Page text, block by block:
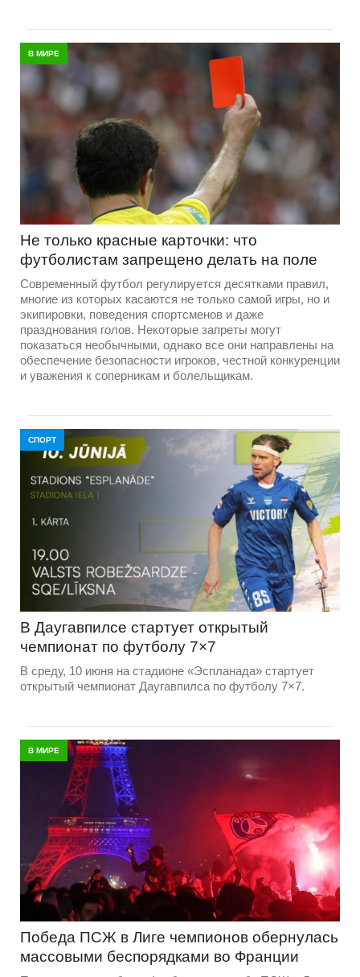
В МИРЕ
Не только красные карточки: что
футболистам запрещено делать на поле
Современный футбол регулируется десятками правил,
многие из которых касаются не только самой игры, но и
экипировки, поведения спортсменов и даже
празднования голов. Некоторые запреты могут
показаться необычными, однако все они направлены на
обеспечение безопасности игроков, честной конкуренции
и уважения к соперникам и болельщикам.
СПОРТ
В Даугавпилсе стартует открытый
чемпионат по футболу 7×7
В среду, 10 июня на стадионе «Эспланада» стартует
открытый чемпионат Даугавпилса по футболу 7×7.
В МИРЕ
Победа ПСЖ в Лиге чемпионов обернулась
массовыми беспорядками во Франции